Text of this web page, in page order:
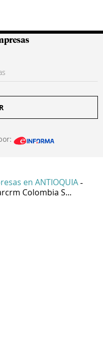
en ANTIOQUIA -
Colombia S...